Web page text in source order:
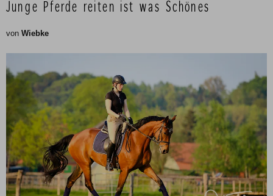
Junge Pferde reiten ist was Schönes
von Wiebke